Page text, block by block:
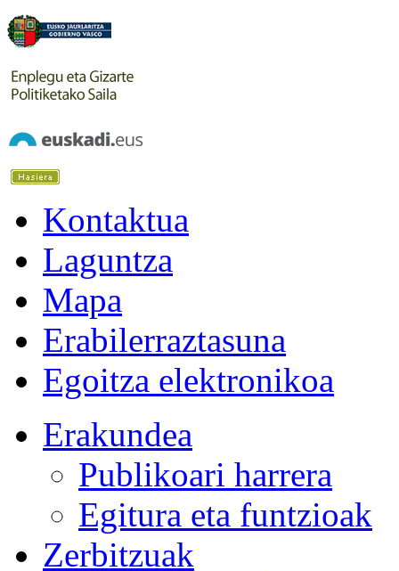
Kontaktua
Laguntza
Mapa
Erabilerraztasuna
Egoitza elektronikoa
Erakundea
Publikoari harrera
Egitura eta funtzioak
Zerbitzuak